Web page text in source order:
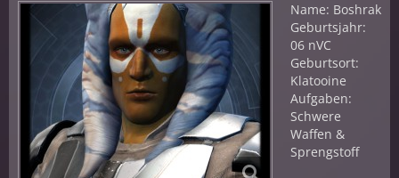
Name: Boshrak
Geburtsjahr:
06 nVC
Geburtsort:
Klatooine
Aufgaben:
Schwere
Waffen &
Sprengstoff